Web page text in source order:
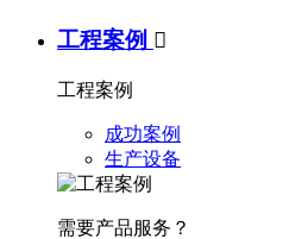
工程案例 
工程案例
成功案例
生产设备
需要产品服务？